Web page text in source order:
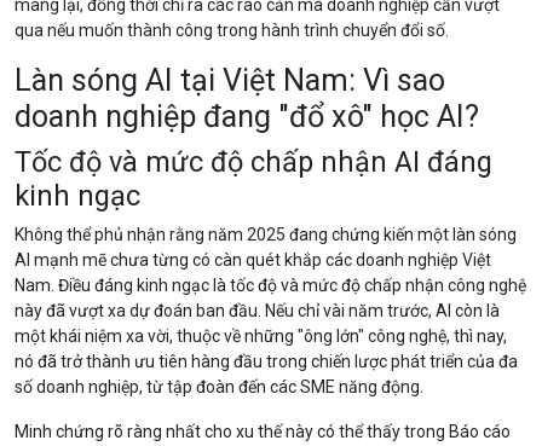
mang lại, đồng thời chỉ ra các rào cản mà doanh nghiệp cần vượt
qua nếu muốn thành công trong hành trình chuyển đổi số.
Làn sóng AI tại Việt Nam: Vì sao
doanh nghiệp đang "đổ xô" học AI?
Tốc độ và mức độ chấp nhận AI đáng
kinh ngạc
Không thể phủ nhận rằng năm 2025 đang chứng kiến một làn sóng
AI mạnh mẽ chưa từng có càn quét khắp các doanh nghiệp Việt
Nam. Điều đáng kinh ngạc là tốc độ và mức độ chấp nhận công nghệ
này đã vượt xa dự đoán ban đầu. Nếu chỉ vài năm trước, AI còn là
một khái niệm xa vời, thuộc về những "ông lớn" công nghệ, thì nay,
nó đã trở thành ưu tiên hàng đầu trong chiến lược phát triển của đa
số doanh nghiệp, từ tập đoàn đến các SME năng động.
Minh chứng rõ ràng nhất cho xu thế này có thể thấy trong Báo cáo